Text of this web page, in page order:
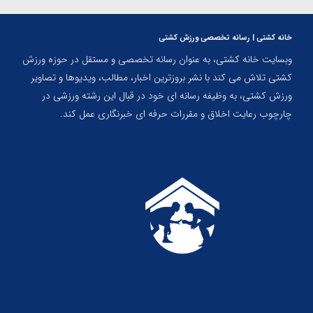
خانه کشتی | رسانه تخصصی ورزش کشتی
وبسایت خانه کشتی، به عنوان رسانه تخصصی و مستقل در حوزه ورزش
کشتی تلاش می کند با نشر بروزترین اخبار، مطالب، ویدیوها و تصاویر
ورزش کشتی، به وظیفه رسانه ای خود در قبال این رشته ورزشی در
چارچوب رعایت اخلاق و مقررات حرفه ای خبرنگاری عمل کند.